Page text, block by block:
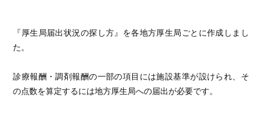
『厚生局届出状況の探し方』を各地方厚生局ごとに作成しまし
た。
診療報酬・調剤報酬の一部の項目には施設基準が設けられ、そ
の点数を算定するには地方厚生局への届出が必要です。